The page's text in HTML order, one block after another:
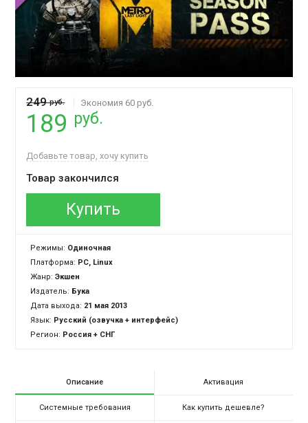
249руб. Экономия 60 руб.
189 руб.
Добавьте товар, хочу купить
Товар закончился
Купить
Режимы: Одиночная
Платформа: PC, Linux
Жанр:Экшен
Издатель: Бука
Дата выхода: 21 мая 2013
Язык: Русский (озвучка + интерфейс)
Регион: Россия + СНГ
Описание Активация
Системные требования Как купить дешевле?